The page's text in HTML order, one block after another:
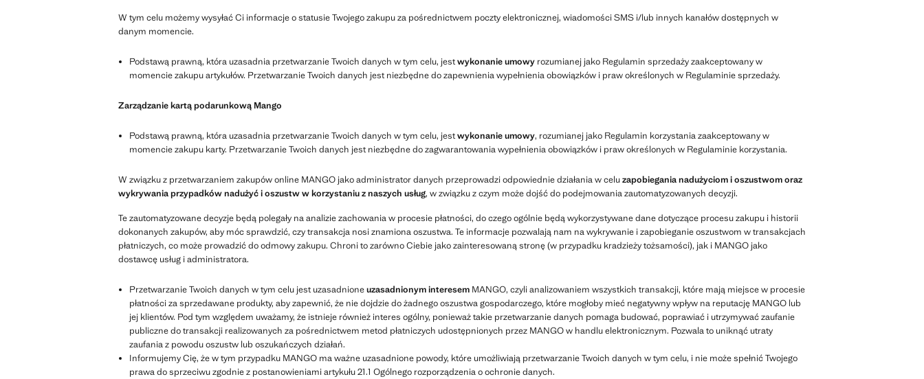
W tym celu możemy wysyłać Ci informacje o statusie Twojego zakupu za pośrednictwem poczty elektronicznej, wiadomości SMS i/lub innych kanałów dostępnych w
danym momencie.
Podstawą prawną, która uzasadnia przetwarzanie Twoich danych w tym celu, jestwykonanie umowy rozumianej jako Regulamin sprzedaży zaakceptowany w
momencie zakupu artykułów. Przetwarzanie Twoich danych jest niezbędne do zapewnienia wypełnienia obowiązków i praw określonych w Regulaminie sprzedaży.
Zarządzanie kartą podarunkową Mango
Podstawą prawną, która uzasadnia przetwarzanie Twoich danych w tym celu, jestwykonanie umowy, rozumianej jako Regulamin korzystania zaakceptowany w
momencie zakupu karty. Przetwarzanie Twoich danych jest niezbędne do zagwarantowania wypełnienia obowiązków i praw określonych w Regulaminie korzystania.
W związku z przetwarzaniem zakupów online MANGO jako administrator danych przeprowadzi odpowiednie działania w celuzapobiegania nadużyciom i oszustwom oraz
wykrywania przypadków nadużyć i oszustw w korzystaniu z naszych usług, w związku z czym może dojść do podejmowania zautomatyzowanych decyzji.
Te zautomatyzowane decyzje będą polegały na analizie zachowania w procesie płatności, do czego ogólnie będą wykorzystywane dane dotyczące procesu zakupu i historii
dokonanych zakupów, aby móc sprawdzić, czy transakcja nosi znamiona oszustwa. Te informacje pozwalają nam na wykrywanie i zapobieganie oszustwom w transakcjach
płatniczych, co może prowadzić do odmowy zakupu. Chroni to zarówno Ciebie jako zainteresowaną stronę (w przypadku kradzieży tożsamości), jak i MANGO jako
dostawcę usług i administratora.
Przetwarzanie Twoich danych w tym celu jest uzasadnioneuzasadnionym interesem MANGO, czyli analizowaniem wszystkich transakcji, które mają miejsce w procesie
płatności za sprzedawane produkty, aby zapewnić, że nie dojdzie do żadnego oszustwa gospodarczego, które mogłoby mieć negatywny wpływ na reputację MANGO lub
jej klientów. Pod tym względem uważamy, że istnieje również interes ogólny, ponieważ takie przetwarzanie danych pomaga budować, poprawiać i utrzymywać zaufanie
publiczne do transakcji realizowanych za pośrednictwem metod płatniczych udostępnionych przez MANGO w handlu elektronicznym. Pozwala to uniknąć utraty
zaufania z powodu oszustw lub oszukańczych działań.
Informujemy Cię, że w tym przypadku MANGO ma ważne uzasadnione powody, które umożliwiają przetwarzanie Twoich danych w tym celu, i nie może spełnić Twojego
prawa do sprzeciwu zgodnie z postanowieniami artykułu 21.1 Ogólnego rozporządzenia o ochronie danych.